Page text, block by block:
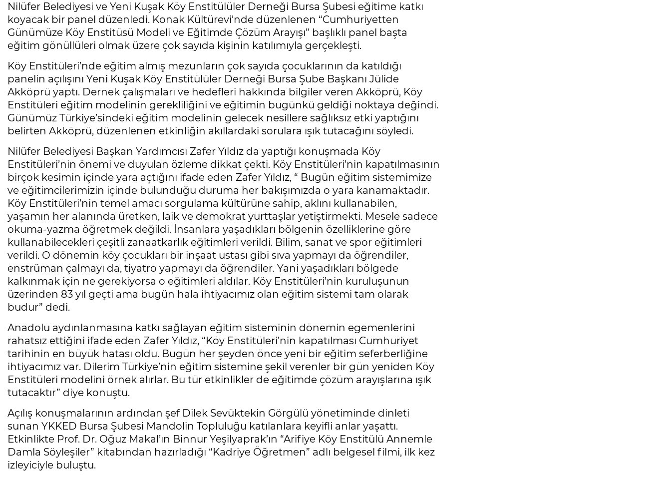
Nilüfer Belediyesi ve Yeni Kuşak Köy Enstitülüler Derneği Bursa Şubesi eğitime katkı
koyacak bir panel düzenledi. Konak Kültürevi’nde düzenlenen “Cumhuriyetten
Günümüze Köy Enstitüsü Modeli ve Eğitimde Çözüm Arayışı” başlıklı panel başta
eğitim gönüllüleri olmak üzere çok sayıda kişinin katılımıyla gerçekleşti.
Köy Enstitüleri’nde eğitim almış mezunların çok sayıda çocuklarının da katıldığı
panelin açılışını Yeni Kuşak Köy Enstitülüler Derneği Bursa Şube Başkanı Jülide
Akköprü yaptı. Dernek çalışmaları ve hedefleri hakkında bilgiler veren Akköprü, Köy
Enstitüleri eğitim modelinin gerekliliğini ve eğitimin bugünkü geldiği noktaya değindi.
Günümüz Türkiye’sindeki eğitim modelinin gelecek nesillere sağlıksız etki yaptığını
belirten Akköprü, düzenlenen etkinliğin akıllardaki sorulara ışık tutacağını söyledi.
Nilüfer Belediyesi Başkan Yardımcısı Zafer Yıldız da yaptığı konuşmada Köy
Enstitüleri’nin önemi ve duyulan özleme dikkat çekti. Köy Enstitüleri’nin kapatılmasının
birçok kesimin içinde yara açtığını ifade eden Zafer Yıldız, “ Bugün eğitim sistemimize
ve eğitimcilerimizin içinde bulunduğu duruma her bakışımızda o yara kanamaktadır.
Köy Enstitüleri’nin temel amacı sorgulama kültürüne sahip, aklını kullanabilen,
yaşamın her alanında üretken, laik ve demokrat yurttaşlar yetiştirmekti. Mesele sadece
okuma-yazma öğretmek değildi. İnsanlara yaşadıkları bölgenin özelliklerine göre
kullanabilecekleri çeşitli zanaatkarlık eğitimleri verildi. Bilim, sanat ve spor eğitimleri
verildi. O dönemin köy çocukları bir inşaat ustası gibi sıva yapmayı da öğrendiler,
enstrüman çalmayı da, tiyatro yapmayı da öğrendiler. Yani yaşadıkları bölgede
kalkınmak için ne gerekiyorsa o eğitimleri aldılar. Köy Enstitüleri’nin kuruluşunun
üzerinden 83 yıl geçti ama bugün hala ihtiyacımız olan eğitim sistemi tam olarak
budur” dedi.
Anadolu aydınlanmasına katkı sağlayan eğitim sisteminin dönemin egemenlerini
rahatsız ettiğini ifade eden Zafer Yıldız, “Köy Enstitüleri’nin kapatılması Cumhuriyet
tarihinin en büyük hatası oldu. Bugün her şeyden önce yeni bir eğitim seferberliğine
ihtiyacımız var. Dilerim Türkiye’nin eğitim sistemine şekil verenler bir gün yeniden Köy
Enstitüleri modelini örnek alırlar. Bu tür etkinlikler de eğitimde çözüm arayışlarına ışık
tutacaktır” diye konuştu.
Açılış konuşmalarının ardından şef Dilek Sevüktekin Görgülü yönetiminde dinleti
sunan YKKED Bursa Şubesi Mandolin Topluluğu katılanlara keyifli anlar yaşattı.
Etkinlikte Prof. Dr. Oğuz Makal’ın Binnur Yeşilyaprak’ın “Arifiye Köy Enstitülü Annemle
Damla Söyleşiler” kitabından hazırladığı “Kadriye Öğretmen” adlı belgesel filmi, ilk kez
izleyiciyle buluştu.